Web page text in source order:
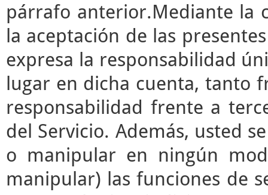
párrafo anterior.Mediante la
la aceptación de las
expresa la responsabilidad
lugar en dicha cuenta, tanto
responsabilidad frente a
del Servicio. Además, usted
o manipular en ningún
manipular) las funciones de